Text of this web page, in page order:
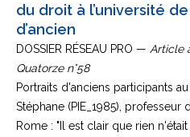
du droit à l’université
d’ancien
DOSSIER RÉSEAU PRO — Article
Quatorze n°58
Portraits d'anciens participants
Stéphane (PIE_1985),
Rome : "Il est clair que rien n'était